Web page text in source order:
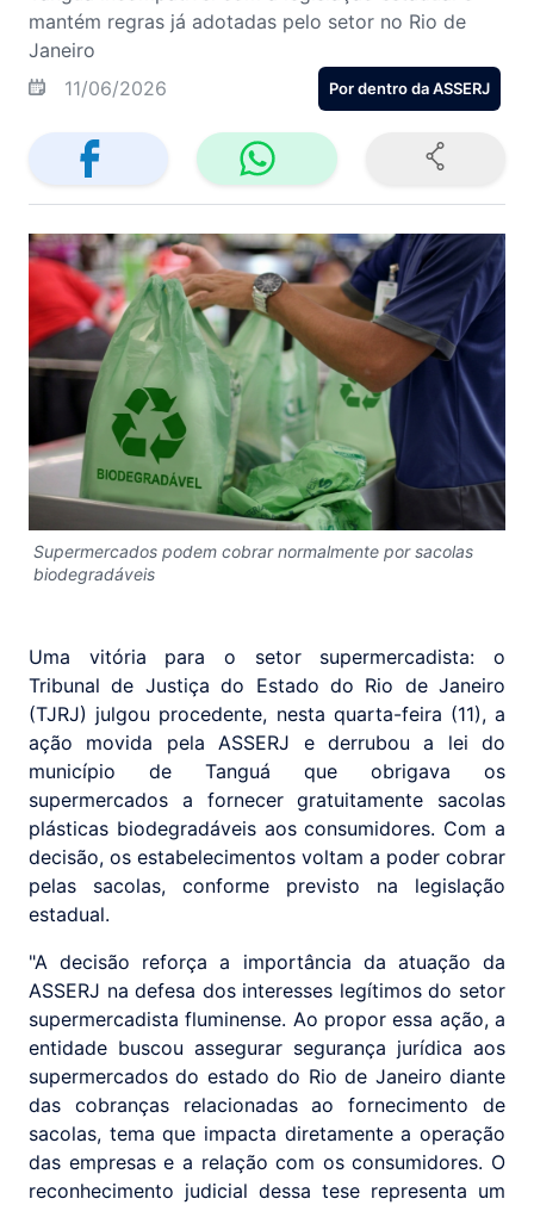
mantém regras já adotadas pelo setor no Rio de
Janeiro
11/06/2026
Por dentro da ASSERJ
Supermercados podem cobrar normalmente por sacolas
biodegradáveis
Uma vitória para o setor supermercadista: o
Tribunal de Justiça do Estado do Rio de Janeiro
(TJRJ) julgou procedente, nesta quarta-feira (11), a
ação movida pela ASSERJ e derrubou a lei do
município de Tanguá que obrigava os
supermercados a fornecer gratuitamente sacolas
plásticas biodegradáveis aos consumidores. Com a
decisão, os estabelecimentos voltam a poder cobrar
pelas sacolas, conforme previsto na legislação
estadual.
"A decisão reforça a importância da atuação da
ASSERJ na defesa dos interesses legítimos do setor
supermercadista fluminense. Ao propor essa ação, a
entidade buscou assegurar segurança jurídica aos
supermercados do estado do Rio de Janeiro diante
das cobranças relacionadas ao fornecimento de
sacolas, tema que impacta diretamente a operação
das empresas e a relação com os consumidores. O
reconhecimento judicial dessa tese representa um